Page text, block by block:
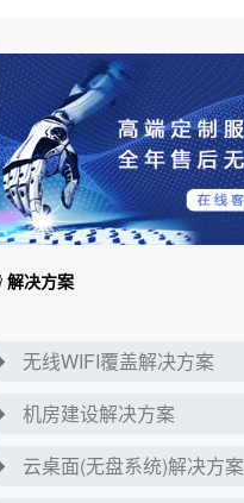
解决方案
无线WIFI覆盖解决方案
机房建设解决方案
云桌面(无盘系统)解决方案